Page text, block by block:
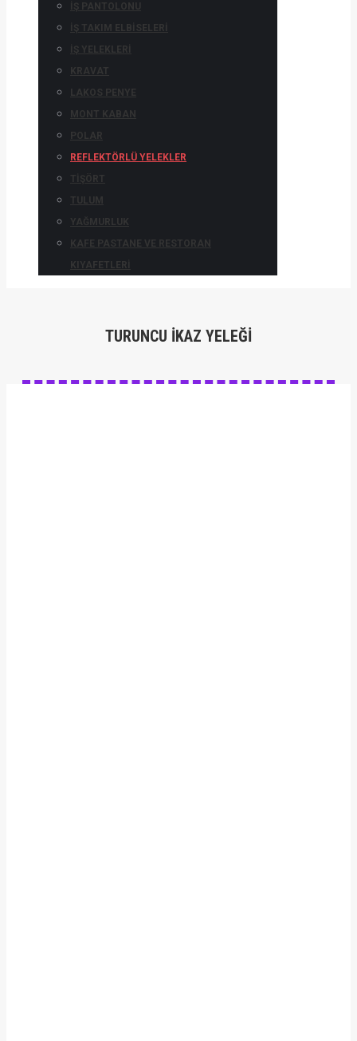
İŞ PANTOLONU
İŞ TAKIM ELBISELERI
İŞ YELEKLERI
KRAVAT
LAKOS PENYE
MONT KABAN
POLAR
REFLEKTÖRLÜ YELEKLER
TIŞÖRT
TULUM
YAĞMURLUK
KAFE PASTANE VE RESTORAN
KIYAFETLERI
TURUNCU İKAZ YELEĞI